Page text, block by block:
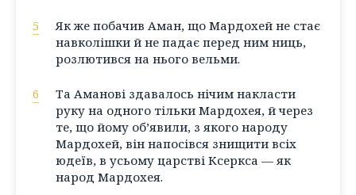
5
Як же побачив Аман, що Мардохей не стає
навколішки й не падає перед ним ниць,
розлютився на нього вельми.
6
Та Аманові здавалось нічим накласти
руку на одного тільки Мардохея, й через
те, що йому об’явили, з якого народу
Мардохей, він напосівся знищити всіх
юдеїв, в усьому царстві Ксеркса — як
народ Мардохея.